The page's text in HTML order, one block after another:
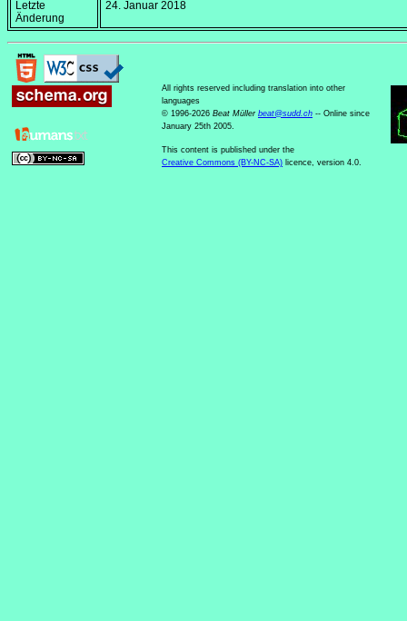
Letzte
Änderung
24. Januar 2018
All rights reserved including translation into other
languages
© 1996-2026 Beat Müller beat@sudd.ch -- Online since
January 25th 2005.
This content is published under the
Creative Commons (BY-NC-SA) licence, version 4.0.